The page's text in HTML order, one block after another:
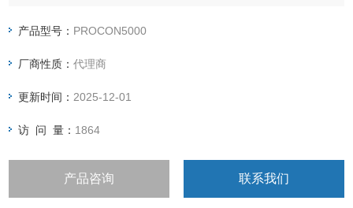
产品型号： PROCON5000
厂商性质：代理商
更新时间： 2025-12-01
访 问 量： 1864
产品咨询 联系我们